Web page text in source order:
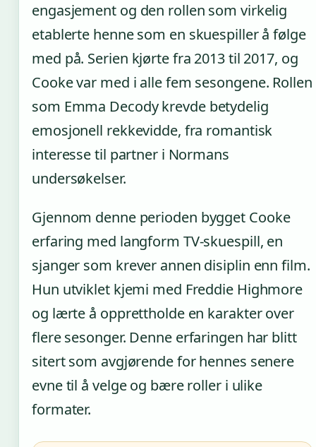
engasjement og den rollen som virkelig
etablerte henne som en skuespiller å følge
med på. Serien kjørte fra 2013 til 2017, og
Cooke var med i alle fem sesongene. Rollen
som Emma Decody krevde betydelig
emosjonell rekkevidde, fra romantisk
interesse til partner i Normans
undersøkelser.
Gjennom denne perioden bygget Cooke
erfaring med langform TV-skuespill, en
sjanger som krever annen disiplin enn film.
Hun utviklet kjemi med Freddie Highmore
og lærte å opprettholde en karakter over
flere sesonger. Denne erfaringen har blitt
sitert som avgjørende for hennes senere
evne til å velge og bære roller i ulike
formater.